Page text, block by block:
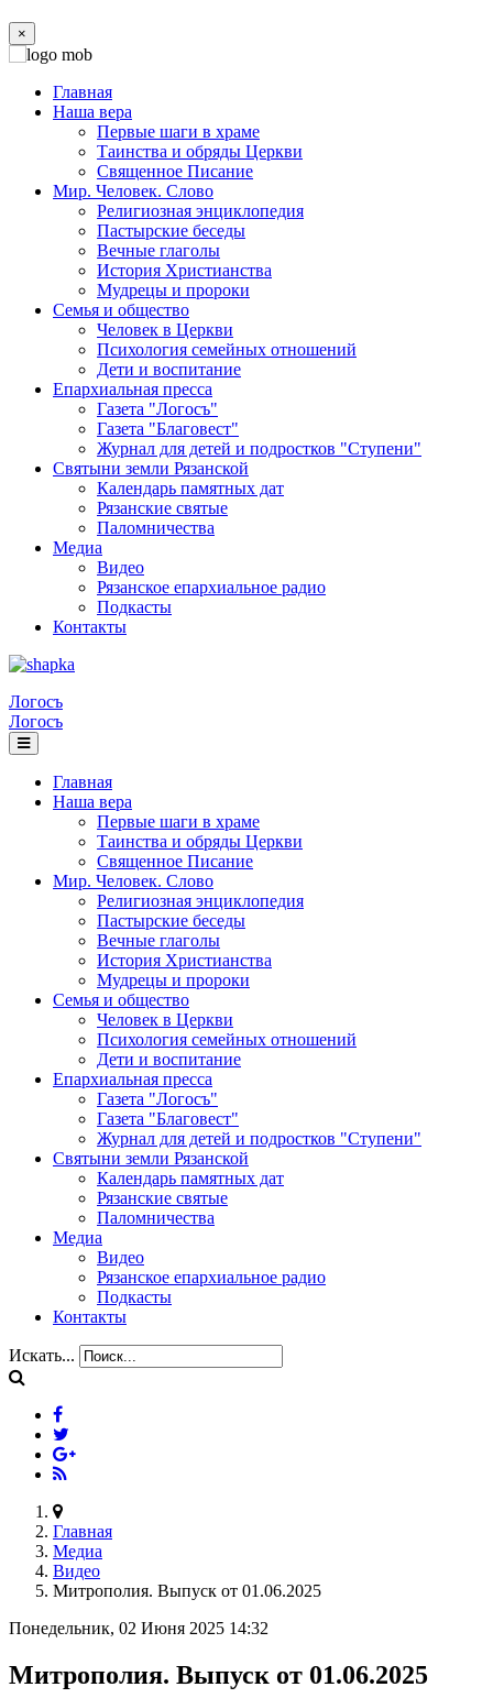
×
Главная
Наша вера
Первые шаги в храме
Таинства и обряды Церкви
Священное Писание
Мир. Человек. Слово
Религиозная энциклопедия
Пастырские беседы
Вечные глаголы
История Христианства
Мудрецы и пророки
Семья и общество
Человек в Церкви
Психология семейных отношений
Дети и воспитание
Епархиальная пресса
Газета "Логосъ"
Газета "Благовест"
Журнал для детей и подростков "Ступени"
Святыни земли Рязанской
Календарь памятных дат
Рязанские святые
Паломничества
Медиа
Видео
Рязанское епархиальное радио
Подкасты
Контакты
Логосъ
Логосъ
Главная
Наша вера
Первые шаги в храме
Таинства и обряды Церкви
Священное Писание
Мир. Человек. Слово
Религиозная энциклопедия
Пастырские беседы
Вечные глаголы
История Христианства
Мудрецы и пророки
Семья и общество
Человек в Церкви
Психология семейных отношений
Дети и воспитание
Епархиальная пресса
Газета "Логосъ"
Газета "Благовест"
Журнал для детей и подростков "Ступени"
Святыни земли Рязанской
Календарь памятных дат
Рязанские святые
Паломничества
Медиа
Видео
Рязанское епархиальное радио
Подкасты
Контакты
Искать...
Главная
Медиа
Видео
Митрополия. Выпуск от 01.06.2025
Понедельник, 02 Июня 2025 14:32
Митрополия. Выпуск от 01.06.2025